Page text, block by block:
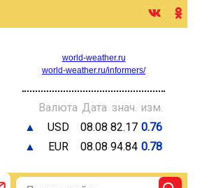
world-weather.ru
world-weather.ru/informers/
Валюта Дата знач. изм.
▲
USD 08.08 82.17 0.76
▲
EUR 08.08 94.84 0.78